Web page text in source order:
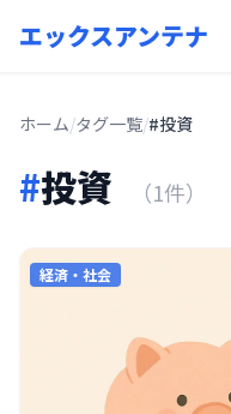
エックスアンテナ
ホーム/タグ一覧/#投資
#投資 （1件）
経済・社会